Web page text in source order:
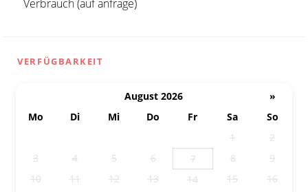
Verbrauch (auf anfrage)
VERFÜGBARKEIT
August 2026
»
Mo
Di Mi Do Fr Sa
So
1
2
3
4 5 6 7 8
9
10
11 12 13 14 15
16